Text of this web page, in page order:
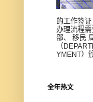
的工作签
办理流程
部、 移民
（
YMENT）
全年热文